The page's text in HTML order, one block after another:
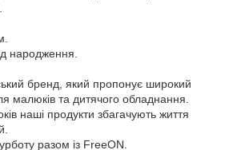
народження.
бренд, який пропонує широкий
малюків та дитячого обладнання.
наші продукти збагачують життя
разом із FreeON.